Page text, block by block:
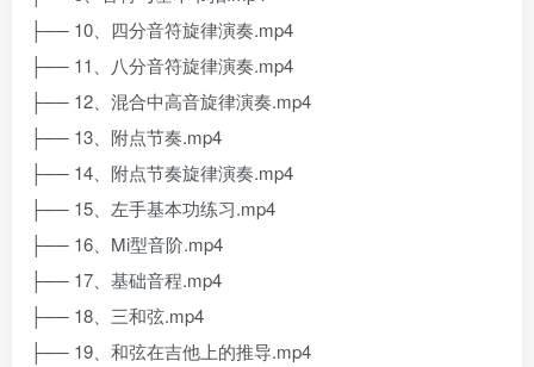
├── 10、四分音符旋律演奏.mp4
├── 11、八分音符旋律演奏.mp4
├── 12、混合中高音旋律演奏.mp4
├── 13、附点节奏.mp4
├── 14、附点节奏旋律演奏.mp4
├── 15、左手基本功练习.mp4
├── 16、Mi型音阶.mp4
├── 17、基础音程.mp4
├── 18、三和弦.mp4
├── 19、和弦在吉他上的推导.mp4